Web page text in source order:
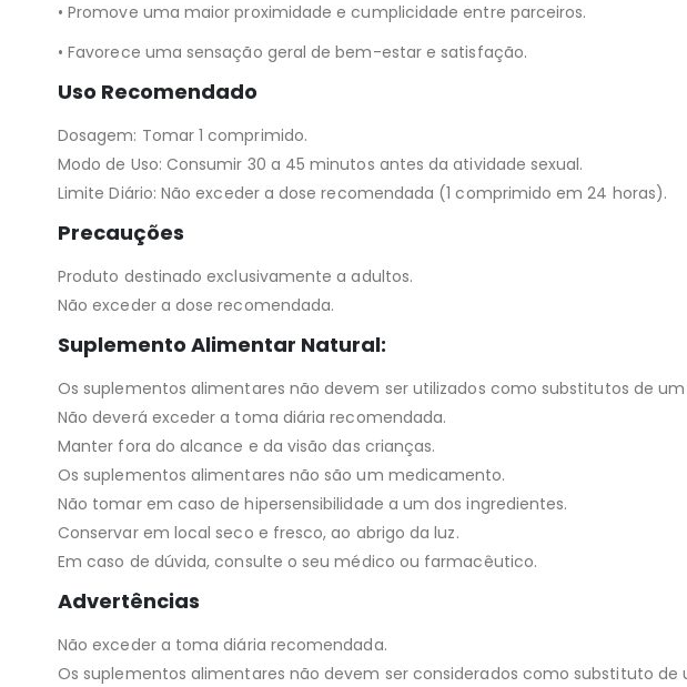
• Promove uma maior proximidade e cumplicidade entre parceiros.
• Favorece uma sensação geral de bem-estar e satisfação.
Uso Recomendado
Dosagem: Tomar 1 comprimido.
Modo de Uso: Consumir 30 a 45 minutos antes da atividade sexual.
Limite Diário: Não exceder a dose recomendada (1 comprimido em 24 horas).
Precauções
Produto destinado exclusivamente a adultos.
Não exceder a dose recomendada.
Suplemento Alimentar Natural:
Os suplementos alimentares não devem ser utilizados como substitutos de
Não deverá exceder a toma diária recomendada.
Manter fora do alcance e da visão das crianças.
Os suplementos alimentares não são um medicamento.
Não tomar em caso de hipersensibilidade a um dos ingredientes.
Conservar em local seco e fresco, ao abrigo da luz.
Em caso de dúvida, consulte o seu médico ou farmacêutico.
Advertências
Não exceder a toma diária recomendada.
Os suplementos alimentares não devem ser considerados como substituto de